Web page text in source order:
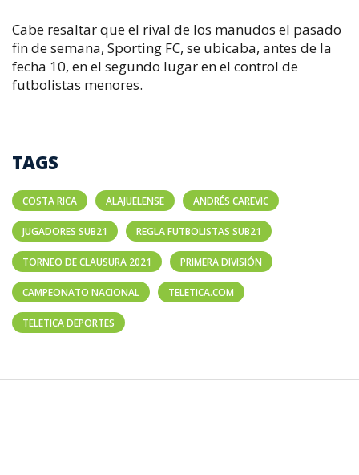
Cabe resaltar que el rival de los manudos el pasado
fin de semana, Sporting FC, se ubicaba, antes de la
fecha 10, en el segundo lugar en el control de
futbolistas menores.
TAGS
COSTA RICA ALAJUELENSE ANDRÉS CAREVIC
JUGADORES SUB21 REGLA FUTBOLISTAS SUB21
TORNEO DE CLAUSURA 2021 PRIMERA DIVISIÓN
CAMPEONATO NACIONAL TELETICA.COM
TELETICA DEPORTES